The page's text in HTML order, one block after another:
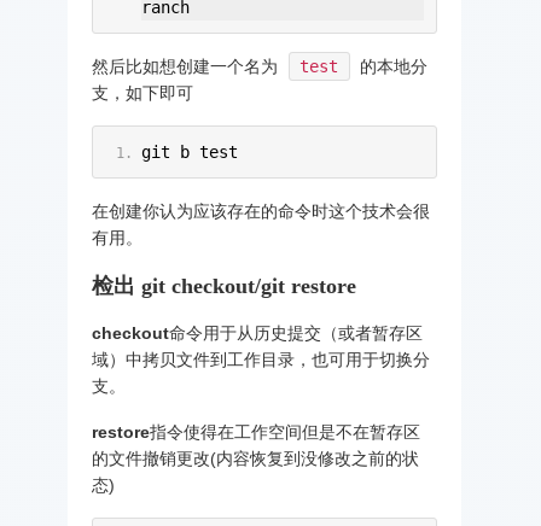
ranch
然后比如想创建一个名为 test
的本地分
支，如下即可
git b test
在创建你认为应该存在的命令时这个技术会很
有用。
检出 git checkout/git restore
checkout命令用于从历史提交（或者暂存区
域）中拷贝文件到工作目录，也可用于切换分
支。
restore指令使得在工作空间但是不在暂存区
的文件撤销更改(内容恢复到没修改之前的状
态)